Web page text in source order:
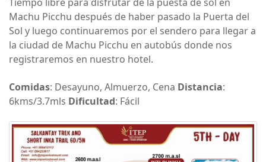
Machu Picchu después de haber pasado la Puerta del
Sol y luego continuaremos por el sendero para llegar a
la ciudad de Machu Picchu en autobús donde nos
registraremos en nuestro hotel.
Comidas: Desayuno, Almuerzo, Cena Distancia:
6kms/3.7mls Dificultad: Fácil